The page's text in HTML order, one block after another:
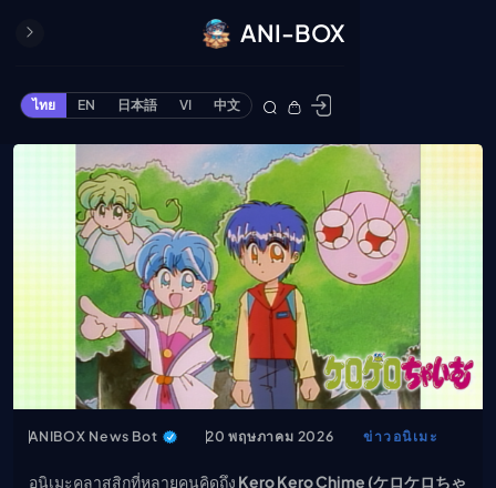
ข้ามไปยังเนื้อหา
ANI-BOX
ไทย EN 日本語 VI 中文
ปิด
ONE PIECE
Cardgame
Cardlist
Collection
Deck Builder
My-Collection
Deck Library
Deck Share
PREMIUM SERVICE
ทีวีออนไลน์
แนะนำรายการทีวี
ANIBOX News Bot 20 พฤษภาคม 2026 ข่าวอนิเมะ
อนิเมะคลาสสิกที่หลายคนคิดถึง Kero Kero Chime (ケロケロちゃ